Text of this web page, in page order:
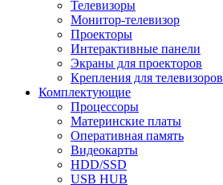
Телевизоры
Монитор-телевизор
Проекторы
Интерактивные панели
Экраны для проекторов
Крепления для телевизоров
Комплектующие
Процессоры
Материнские платы
Оперативная память
Видеокарты
HDD/SSD
USB HUB